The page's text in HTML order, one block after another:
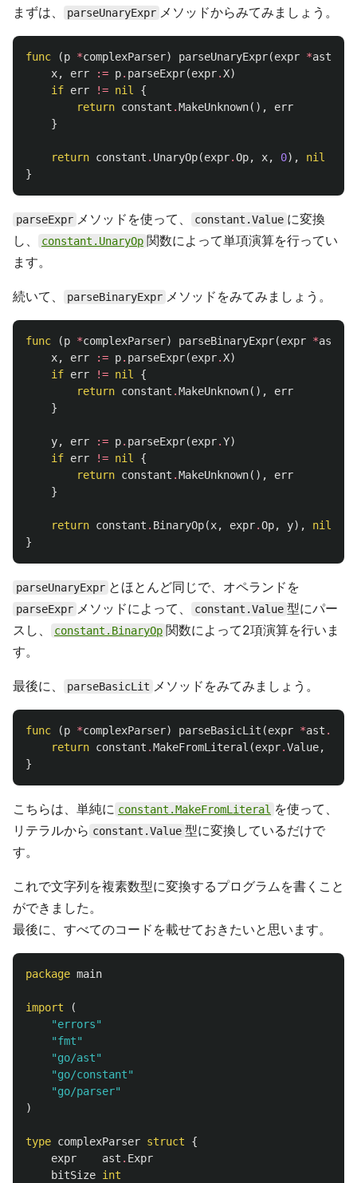
まずは、 parseUnaryExpr メソッドからみてみましょう。
func (p *complexParser) parseUnaryExpr(expr *ast
x, err := p. parseExpr(expr.X)
if err != nil
{
return constant .MakeUnknown(),
err
}
return constant . UnaryOp(expr.Op, x, 0),
nil
}
parseExpr メソッドを使って、 constant.Value に変換
し、
constant.UnaryOp 関数によって単項演算を行ってい
ます。
続いて、 parseBinaryExpr メソッドをみてみましょう。
func (p *complexParser) parseBinaryExpr(expr *ast
x, err := p. parseExpr(expr.X)
if err != nil
{
return constant .MakeUnknown(),
err
}
y, err := p. parseExpr(expr.Y)
if err != nil
{
return constant .MakeUnknown(),
err
}
return constant . BinaryOp(x, expr.Op, y),
nil
}
parseUnaryExpr とほとんど同じで、オペランドを
parseExpr メソッドによって、 constant.Value 型にパー
スし、
constant.BinaryOp 関数によって2項演算を行いま
す。
最後に、 parseBasicLit メソッドをみてみましょう。
func (p *complexParser) parseBasicLit (expr *ast .
return constant .MakeFromLiteral (expr.Value,
}
こちらは、単純に constant.MakeFromLiteral を使って、
リテラルから constant.Value 型に変換しているだけで
す。
これで文字列を複素数型に変換するプログラムを書くこと
ができました。
最後に、すべてのコードを載せておきたいと思います。
package main
import
(
"errors"
"fmt"
"go/ast"
"go/constant"
"go/parser"
)
type complexParser struct
{
expr
ast . Expr
bitSize int